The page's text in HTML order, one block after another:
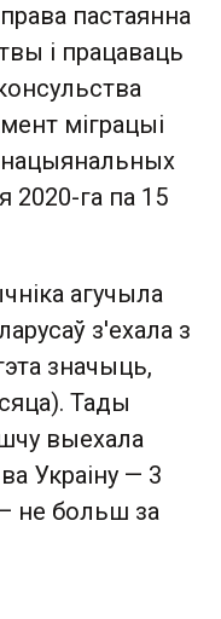
пастаянна
і працаваць
міграцыі
нацыянальных
2020-га па 15
агучыла
з'ехала з
значыць,
Тады
выехала
Украіну — 3
не больш за